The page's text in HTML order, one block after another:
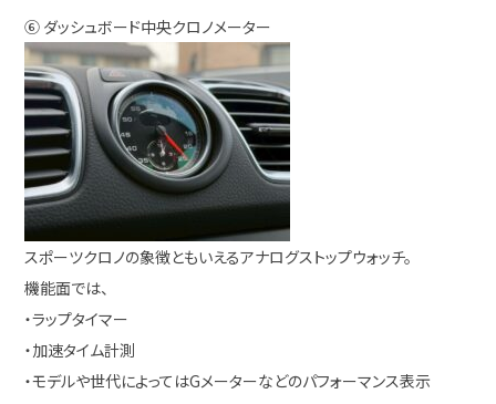
⑥ ダッシュボード中央クロノメーター
スポーツクロノの象徴ともいえるアナログストップウォッチ。
機能面では、
・ラップタイマー
・加速タイム計測
・モデルや世代によってはGメーターなどのパフォーマンス表示